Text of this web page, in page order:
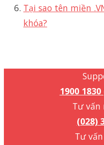
Tại sao tên miền
khóa?
1900
Tư vấn
(028)
Tư